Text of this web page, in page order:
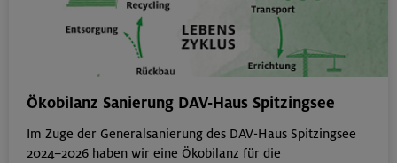
22.-23.08.26
Berg & Wandern für Einsteiger
Kitzbüheler Alpen
Ökobilanz Sanierung DAV-Haus Spitzingsee
Im Zuge der Generalsanierung des DAV-Haus Spitzingsee
2024–2026 haben wir eine Ökobilanz für die